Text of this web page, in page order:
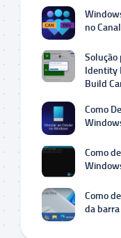
no
Solução
Identity
Build
Como
Como
Como
da